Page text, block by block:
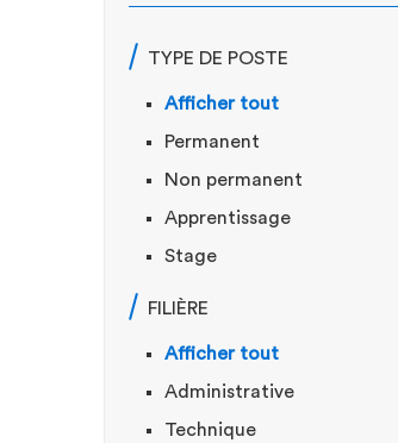
TYPE DE POSTE
Afficher tout
Permanent
Non permanent
Apprentissage
Stage
FILIÈRE
Afficher tout
Administrative
Technique